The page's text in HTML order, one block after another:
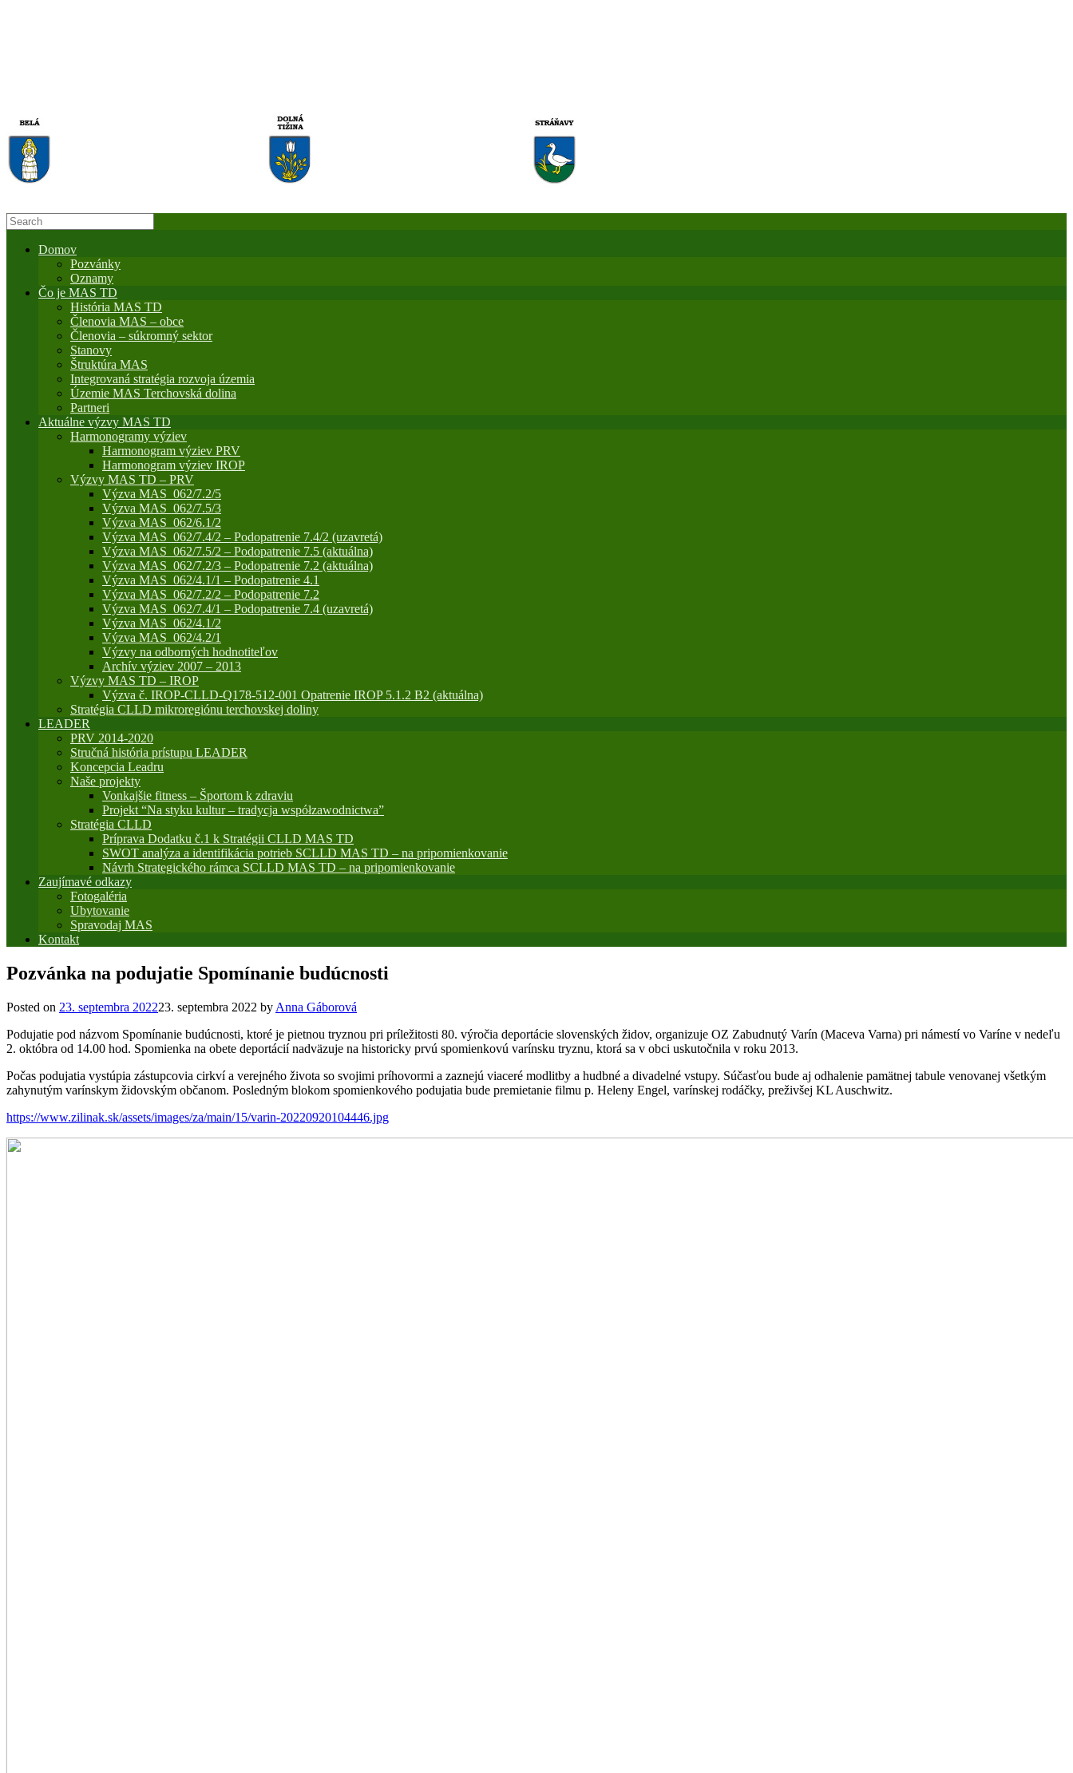
Domov
Pozvánky
Oznamy
Čo je MAS TD
História MAS TD
Členovia MAS – obce
Členovia – súkromný sektor
Stanovy
Štruktúra MAS
Integrovaná stratégia rozvoja územia
Územie MAS Terchovská dolina
Partneri
Aktuálne výzvy MAS TD
Harmonogramy výziev
Harmonogram výziev PRV
Harmonogram výziev IROP
Výzvy MAS TD – PRV
Výzva MAS_062/7.2/5
Výzva MAS_062/7.5/3
Výzva MAS_062/6.1/2
Výzva MAS_062/7.4/2 – Podopatrenie 7.4/2 (uzavretá)
Výzva MAS_062/7.5/2 – Podopatrenie 7.5 (aktuálna)
Výzva MAS_062/7.2/3 – Podopatrenie 7.2 (aktuálna)
Výzva MAS_062/4.1/1 – Podopatrenie 4.1
Výzva MAS_062/7.2/2 – Podopatrenie 7.2
Výzva MAS_062/7.4/1 – Podopatrenie 7.4 (uzavretá)
Výzva MAS_062/4.1/2
Výzva MAS_062/4.2/1
Výzvy na odborných hodnotiteľov
Archív výziev 2007 – 2013
Výzvy MAS TD – IROP
Výzva č. IROP-CLLD-Q178-512-001 Opatrenie IROP 5.1.2 B2 (aktuálna)
Stratégia CLLD mikroregiónu terchovskej doliny
LEADER
PRV 2014-2020
Stručná história prístupu LEADER
Koncepcia Leadru
Naše projekty
Vonkajšie fitness – Športom k zdraviu
Projekt “Na styku kultur – tradycja współzawodnictwa”
Stratégia CLLD
Príprava Dodatku č.1 k Stratégii CLLD MAS TD
SWOT analýza a identifikácia potrieb SCLLD MAS TD – na pripomienkovanie
Návrh Strategického rámca SCLLD MAS TD – na pripomienkovanie
Zaujímavé odkazy
Fotogaléria
Ubytovanie
Spravodaj MAS
Kontakt
Pozvánka na podujatie Spomínanie budúcnosti
Posted on 23. septembra 202223. septembra 2022 by Anna Gáborová
Podujatie pod názvom Spomínanie budúcnosti, ktoré je pietnou tryznou pri príležitosti 80. výročia deportácie slovenských židov, organizuje OZ Zabudnutý Varín (Maceva Varna) pri námestí vo Varíne v nedeľu
2. októbra od 14.00 hod. Spomienka na obete deportácií nadväzuje na historicky prvú spomienkovú varínsku tryznu, ktorá sa v obci uskutočnila v roku 2013.
Počas podujatia vystúpia zástupcovia cirkví a verejného života so svojimi príhovormi a zaznejú viaceré modlitby a hudbné a divadelné vstupy. Súčasťou bude aj odhalenie pamätnej tabule venovanej všetkým
zahynutým varínskym židovským občanom. Posledným blokom spomienkového podujatia bude premietanie filmu p. Heleny Engel, varínskej rodáčky, preživšej KL Auschwitz.
https://www.zilinak.sk/assets/images/za/main/15/varin-20220920104446.jpg